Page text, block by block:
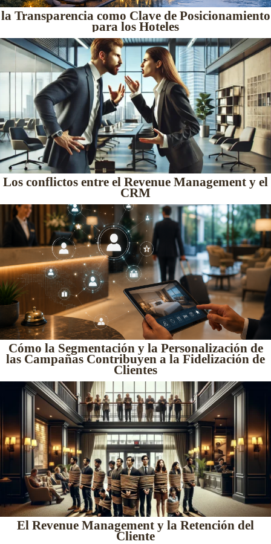
la Transparencia como Clave de Posicionamiento
para los Hoteles
Los conflictos entre el Revenue Management y el
CRM
Cómo la Segmentación y la Personalización de
las Campañas Contribuyen a la Fidelización de
Clientes
El Revenue Management y la Retención del
Cliente